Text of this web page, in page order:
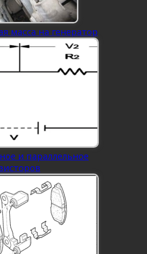
масса на генератор
и параллельное